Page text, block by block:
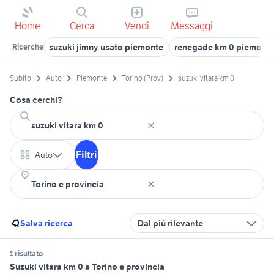
Home Cerca Vendi Messaggi
Ricerche suzuki jimny usato piemonte renegade km 0 piemonte
Subito Auto Piemonte Torino (Prov) suzuki vitara km 0
Cosa cerchi?
Auto Filtri
Salva ricerca Dal più rilevante
1 risultato
Suzuki vitara km 0 a Torino e provincia